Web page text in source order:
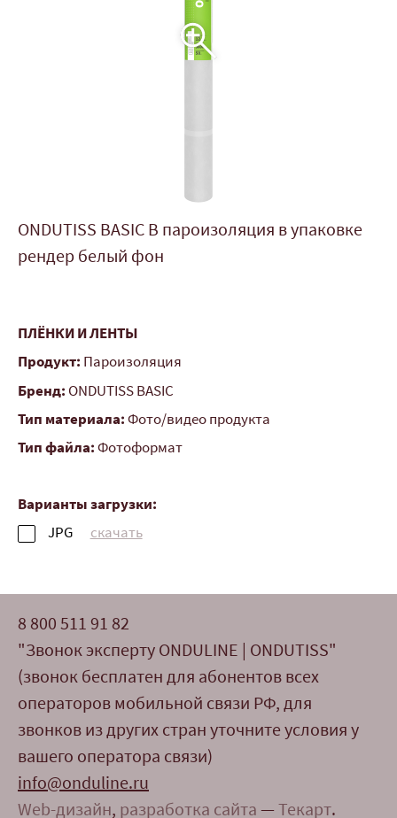
ONDUTISS BASIC B пароизоляция в упаковке
рендер белый фон
ПЛЁНКИ И ЛЕНТЫ
Продукт: Пароизоляция
Бренд: ONDUTISS BASIC
Тип материала: Фото/видео продукта
Тип файла: Фотоформат
Варианты загрузки:
JPG скачать
8 800 511 91 82
"Звонок эксперту ONDULINE | ONDUTISS"
(звонок бесплатен для абонентов всех
операторов мобильной связи РФ, для
звонков из других стран уточните условия у
вашего оператора связи)
info@onduline.ru
Web-дизайн, разработка сайта — Текарт.